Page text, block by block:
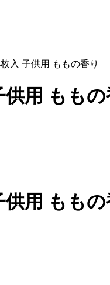
入 子供用 ももの香り
用 ももの
用 ももの